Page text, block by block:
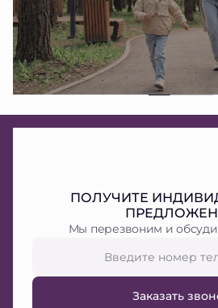
ПОЛУЧИТЕ
Мы перезвоним и
Заказать